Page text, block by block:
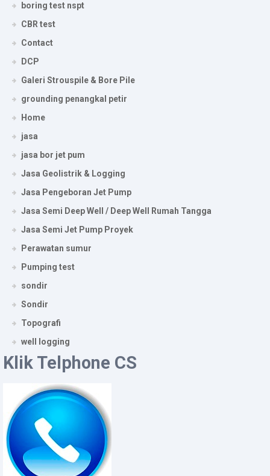
boring test nspt
CBR test
Contact
DCP
Galeri Strouspile & Bore Pile
grounding penangkal petir
Home
jasa
jasa bor jet pum
Jasa Geolistrik & Logging
Jasa Pengeboran Jet Pump
Jasa Semi Deep Well / Deep Well Rumah Tangga
Jasa Semi Jet Pump Proyek
Perawatan sumur
Pumping test
sondir
Sondir
Topografi
well logging
Klik Telphone CS